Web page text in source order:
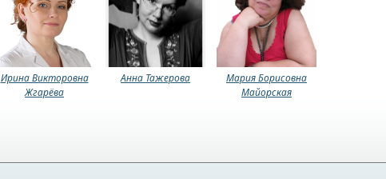
Ирина Викторовна
Жгарёва
Анна Тажерова
Мария Борисовна
Майорская